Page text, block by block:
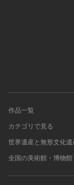
作品一覧
カテゴリで見る
世界遺産と無形文化遺
全国の美術館・博物館